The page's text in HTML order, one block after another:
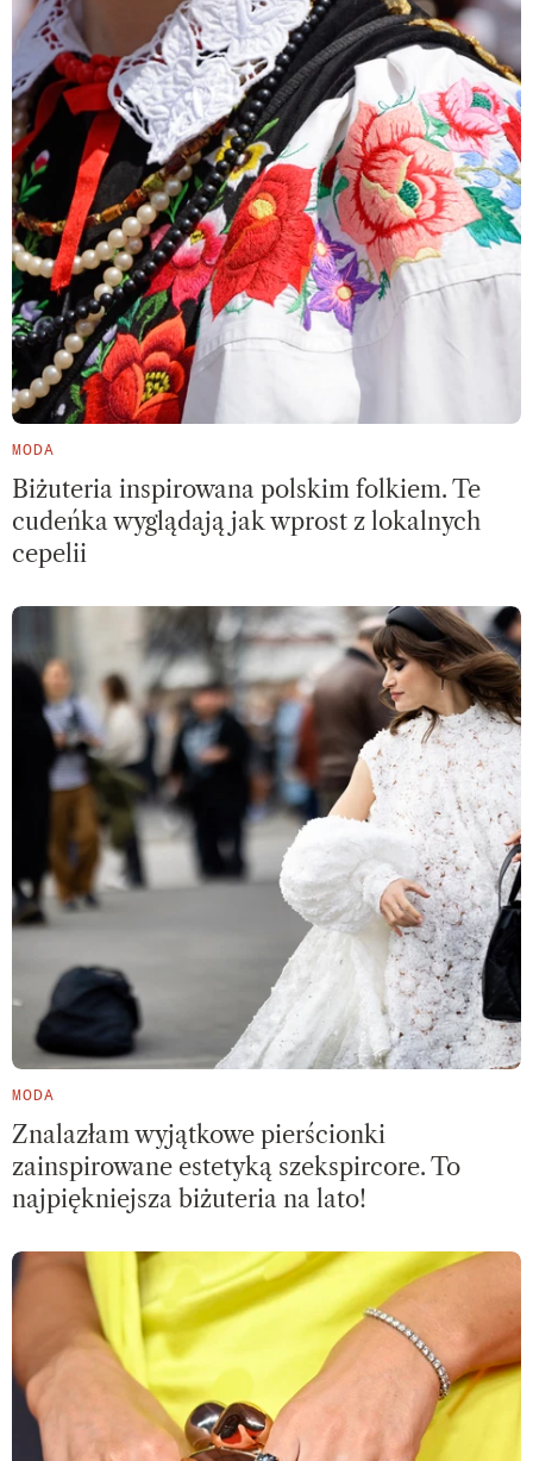
MODA
Biżuteria inspirowana polskim folkiem. Te
cudeńka wyglądają jak wprost z lokalnych
cepelii
MODA
Znalazłam wyjątkowe pierścionki
zainspirowane estetyką szekspircore. To
najpiękniejsza biżuteria na lato!